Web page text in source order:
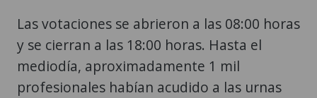
Las votaciones se abrieron a las 08:00 horas
y se cierran a las 18:00 horas. Hasta el
mediodía, aproximadamente 1 mil
profesionales habían acudido a las urnas